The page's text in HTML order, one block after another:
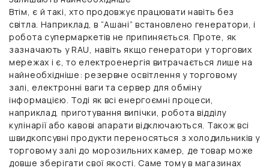
Втім, є й такі, хто продовжує працювати навіть без
світла. Наприклад, в “Ашані” встановлено генератори, і
робота супермаркетів не припиняється. Проте, як
зазначають у RAU, навіть якщо генератори у торгових
мережах і є, то електроенергія витрачається лише на
найнеобхідніше: резервне освітлення у торговому
залі, електронні ваги та сервер для обміну
інформацією. Тоді як всі енергоємні процеси,
наприклад, приготування випічки, робота відділу
кулінарії або кавові апарати відключаються. Також всі
швидкопсувні продукти переносяться з холодильників у
торговому залі до морозильних камер, де товар може
довше зберігати свої якості. Саме тому в магазинах